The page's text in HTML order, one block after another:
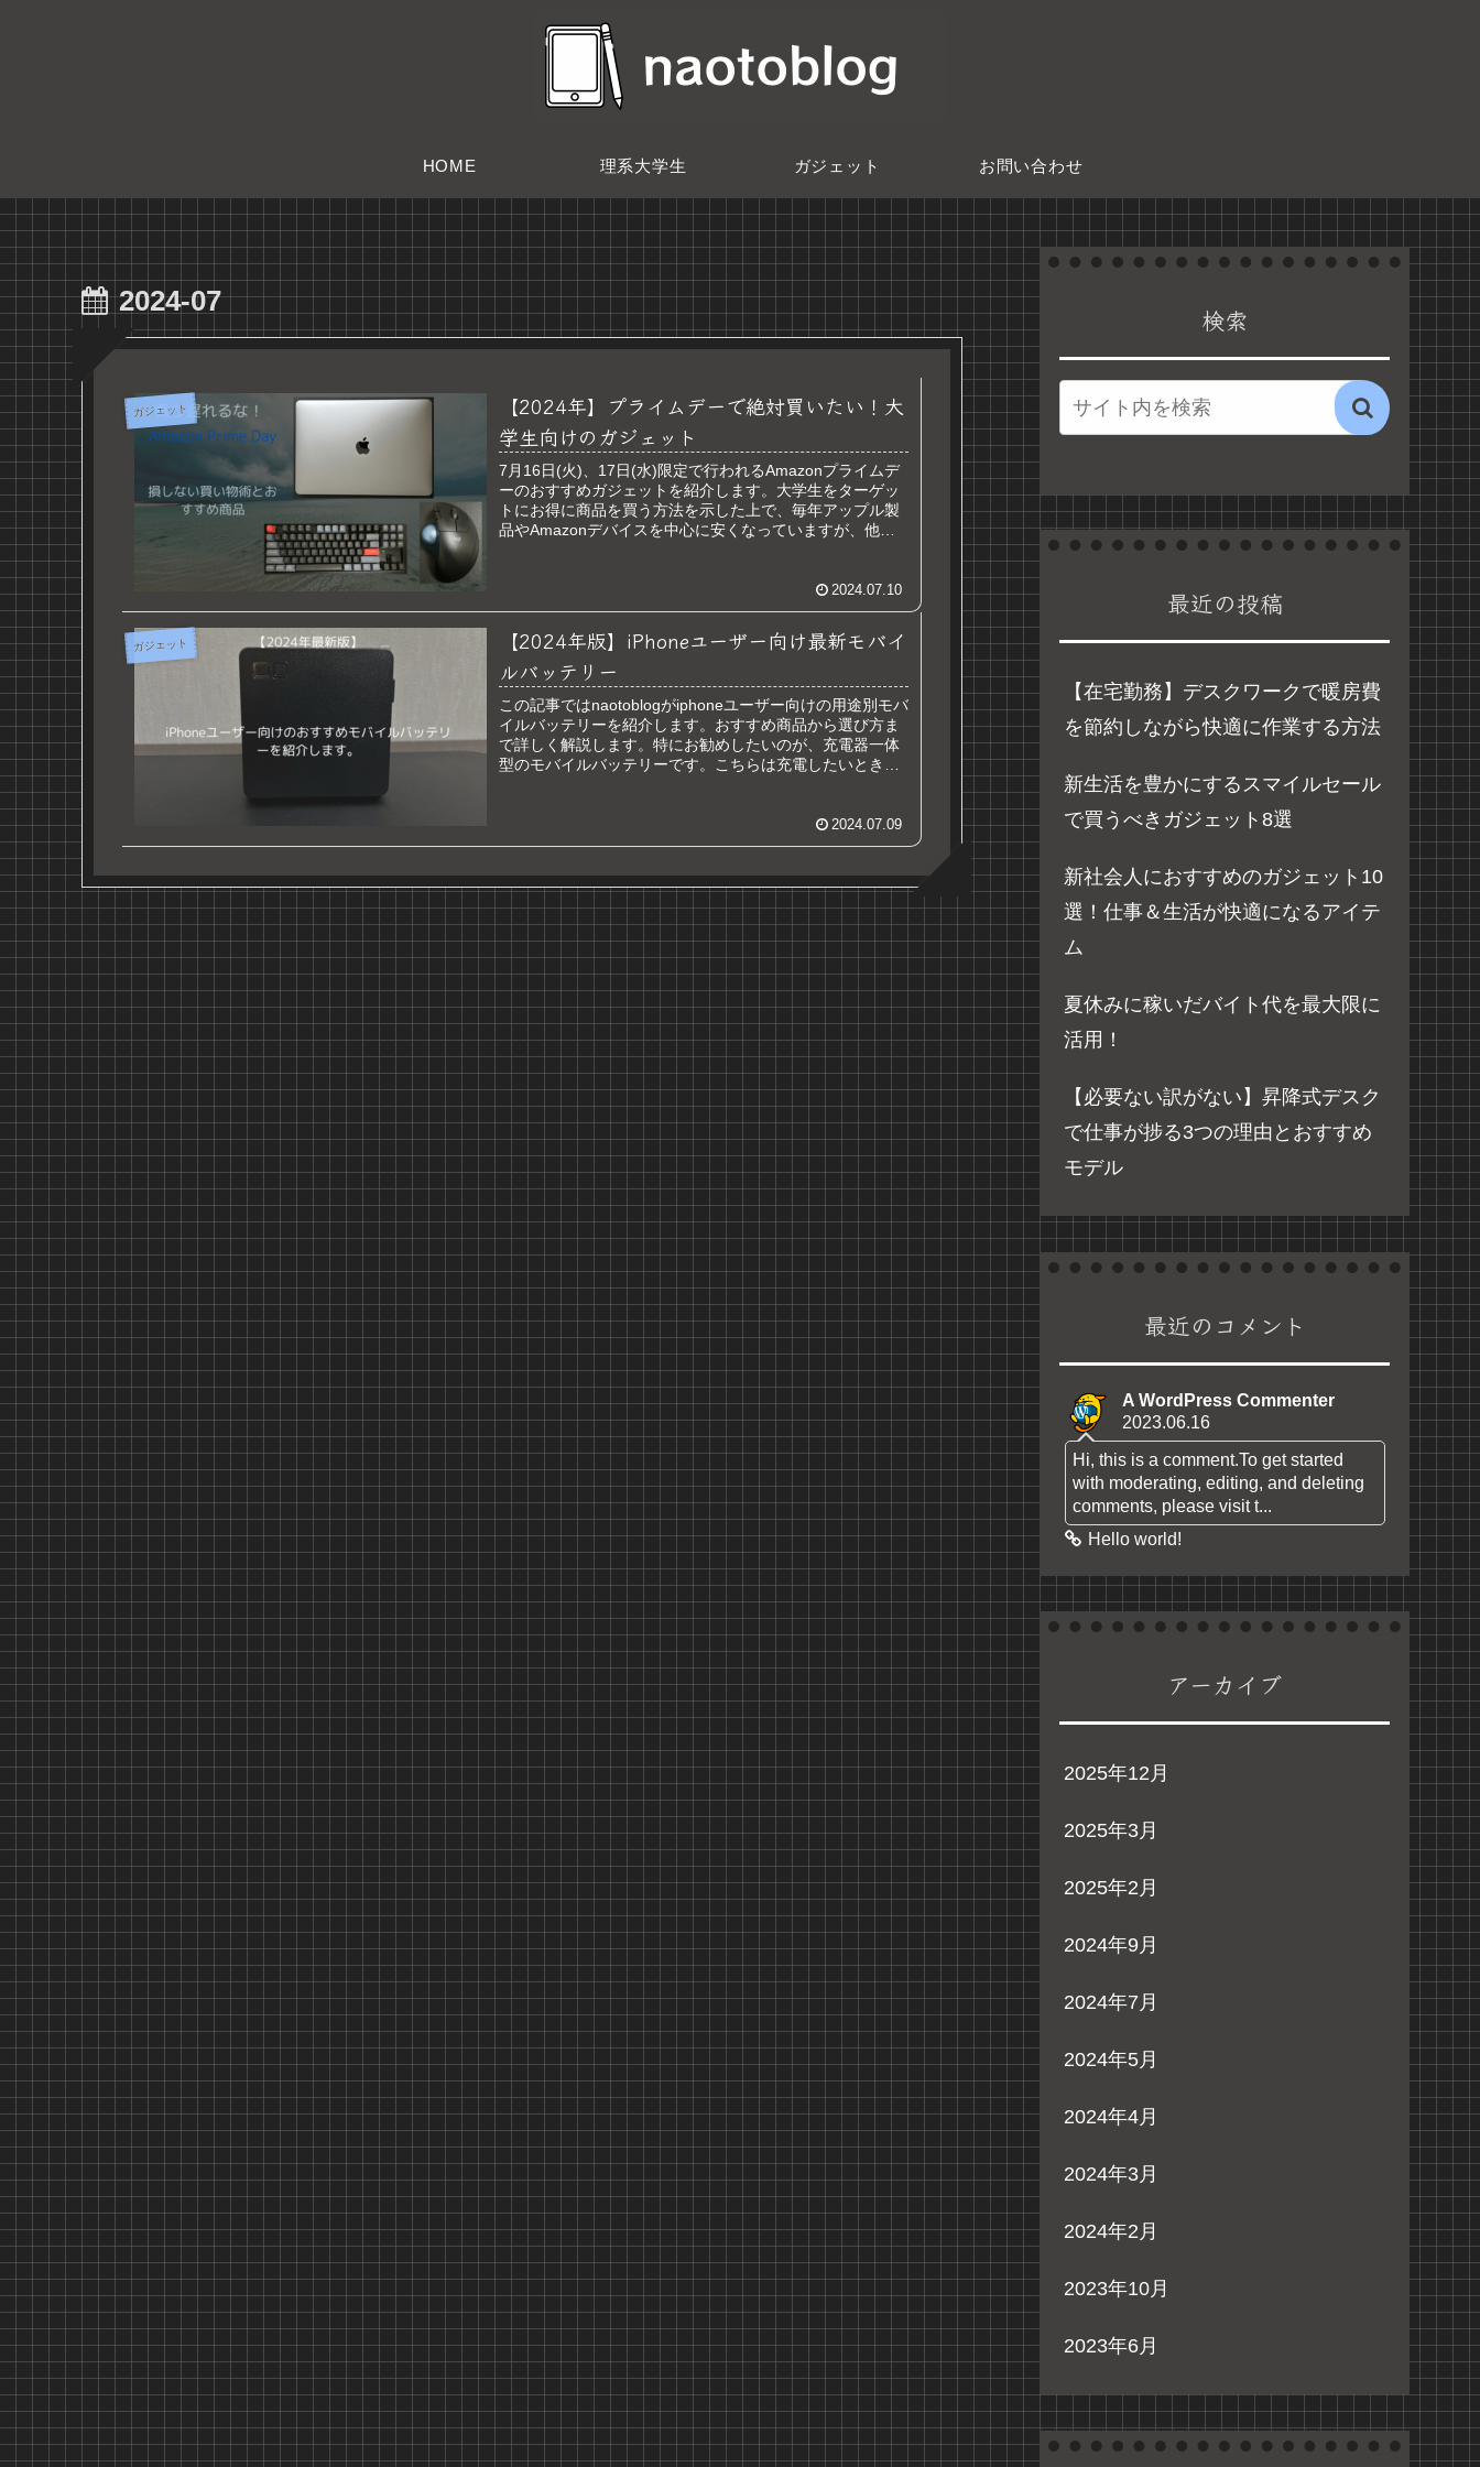
HOME 理系大学生 ガジェット お問い合わせ
2024-07
ガジェット
【2024年】プライムデーで絶対買いたい！大
学生向けのガジェット
7月16日(火)、17日(水)限定で行われるAmazonプライムデ
ーのおすすめガジェットを紹介します。大学生をターゲッ
トにお得に商品を買う方法を示した上で、毎年アップル製
品やAmazonデバイスを中心に安くなっていますが、他に
2024.07.10
ガジェット
【2024年版】iPhoneユーザー向け最新モバイ
ルバッテリー
この記事ではnaotoblogがiphoneユーザー向けの用途別モバ
イルバッテリーを紹介します。おすすめ商品から選び方ま
で詳しく解説します。特にお勧めしたいのが、充電器一体
型のモバイルバッテリーです。こちらは充電したいときに
2024.07.09
検索
最近の投稿
【在宅勤務】デスクワークで暖房費
を節約しながら快適に作業する方法
新生活を豊かにするスマイルセール
で買うべきガジェット8選
新社会人におすすめのガジェット10
選！仕事＆生活が快適になるアイテ
ム
夏休みに稼いだバイト代を最大限に
活用！
【必要ない訳がない】昇降式デスク
で仕事が捗る3つの理由とおすすめ
モデル
最近のコメント
A WordPress Commenter
2023.06.16
Hi, this is a comment.To get started
with moderating, editing, and deleting
comments, please visit t...
Hello world!
アーカイブ
2025年12月
2025年3月
2025年2月
2024年9月
2024年7月
2024年5月
2024年4月
2024年3月
2024年2月
2023年10月
2023年6月